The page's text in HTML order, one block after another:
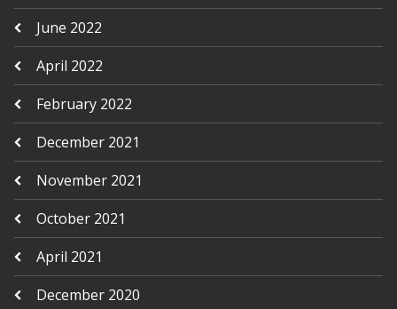
June 2022
April 2022
February 2022
December 2021
November 2021
October 2021
April 2021
December 2020